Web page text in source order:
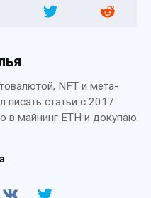
NFT и мета-
писать статьи с 2017
в майнинг ETH и докупаю